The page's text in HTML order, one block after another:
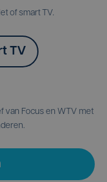
of smart TV.
TV
van Focus en WTV met